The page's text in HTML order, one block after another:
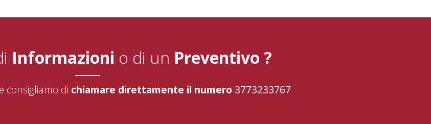
Informazioni o di un Preventivo ?
consigliamo di chiamare direttamente il numero 3773233767